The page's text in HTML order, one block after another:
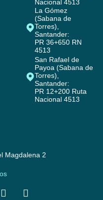
Magdalena 2
Nacional 4513
La Gómez
(Sabana de
Torres),
Santander:
PR 36+650 RN
4513
San Rafael de
Payoa (Sabana de
Torres),
Santander:
PR 12+200 Ruta
Nacional 4513